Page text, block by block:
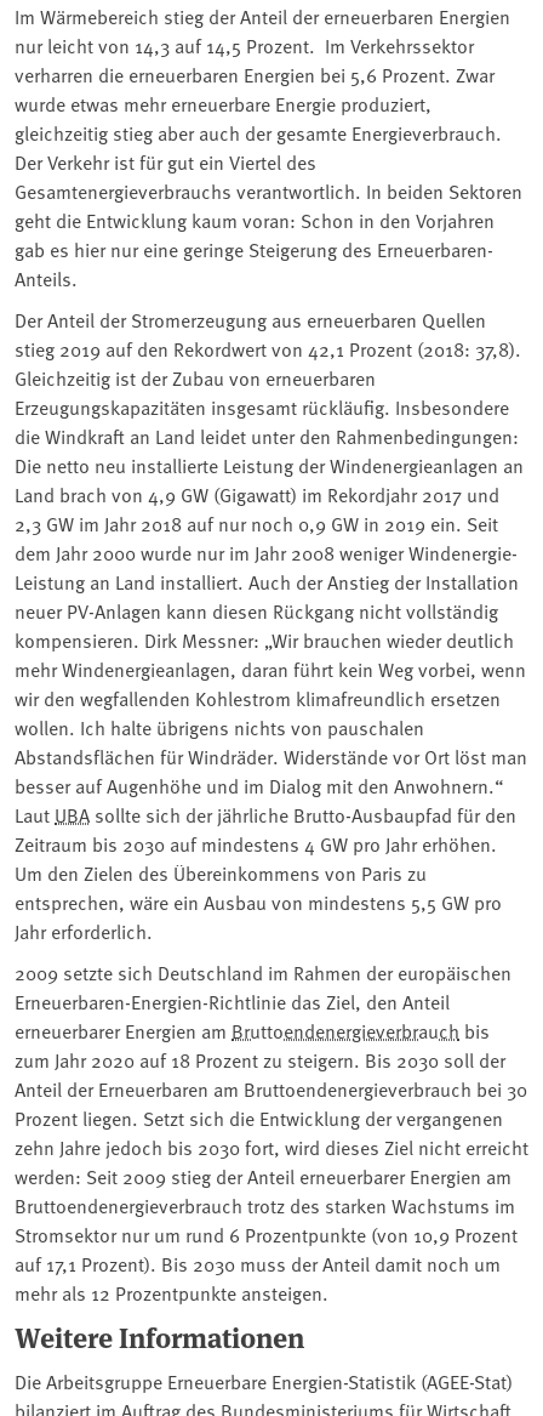
Im Wärmebereich stieg der Anteil der erneuerbaren Energien
nur leicht von 14,3 auf 14,5 Prozent. Im Verkehrssektor
verharren die erneuerbaren Energien bei 5,6 Prozent. Zwar
wurde etwas mehr erneuerbare Energie produziert,
gleichzeitig stieg aber auch der gesamte Energieverbrauch.
Der Verkehr ist für gut ein Viertel des
Gesamtenergieverbrauchs verantwortlich. In beiden Sektoren
geht die Entwicklung kaum voran: Schon in den Vorjahren
gab es hier nur eine geringe Steigerung des Erneuerbaren-
Anteils.
Der Anteil der Stromerzeugung aus erneuerbaren Quellen
stieg 2019 auf den Rekordwert von 42,1 Prozent (2018: 37,8).
Gleichzeitig ist der Zubau von erneuerbaren
Erzeugungskapazitäten insgesamt rückläufig. Insbesondere
die Windkraft an Land leidet unter den Rahmenbedingungen:
Die netto neu installierte Leistung der Windenergieanlagen an
Land brach von 4,9 GW (Gigawatt) im Rekordjahr 2017 und
2,3 GW im Jahr 2018 auf nur noch 0,9 GW in 2019 ein. Seit
dem Jahr 2000 wurde nur im Jahr 2008 weniger Windenergie-
Leistung an Land installiert. Auch der Anstieg der Installation
neuer PV-Anlagen kann diesen Rückgang nicht vollständig
kompensieren. Dirk Messner: „Wir brauchen wieder deutlich
mehr Windenergieanlagen, daran führt kein Weg vorbei, wenn
wir den wegfallenden Kohlestrom klimafreundlich ersetzen
wollen. Ich halte übrigens nichts von pauschalen
Abstandsflächen für Windräder. Widerstände vor Ort löst man
besser auf Augenhöhe und im Dialog mit den Anwohnern.“
Laut UBA sollte sich der jährliche Brutto-Ausbaupfad für den
Zeitraum bis 2030 auf mindestens 4 GW pro Jahr erhöhen.
Um den Zielen des Übereinkommens von Paris zu
entsprechen, wäre ein Ausbau von mindestens 5,5 GW pro
Jahr erforderlich.
2009 setzte sich Deutschland im Rahmen der europäischen
Erneuerbaren-Energien-Richtlinie das Ziel, den Anteil
erneuerbarer Energien am Bruttoendenergieverbrauch bis
zum Jahr 2020 auf 18 Prozent zu steigern. Bis 2030 soll der
Anteil der Erneuerbaren am Bruttoendenergieverbrauch bei 30
Prozent liegen. Setzt sich die Entwicklung der vergangenen
zehn Jahre jedoch bis 2030 fort, wird dieses Ziel nicht erreicht
werden: Seit 2009 stieg der Anteil erneuerbarer Energien am
Bruttoendenergieverbrauch trotz des starken Wachstums im
Stromsektor nur um rund 6 Prozentpunkte (von 10,9 Prozent
auf 17,1 Prozent). Bis 2030 muss der Anteil damit noch um
mehr als 12 Prozentpunkte ansteigen.
Weitere Informationen
Die Arbeitsgruppe Erneuerbare Energien-Statistik (AGEE-Stat)
bilanziert im Auftrag des Bundesministeriums für Wirtschaft